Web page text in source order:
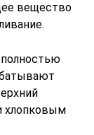
вещество
хлопковым